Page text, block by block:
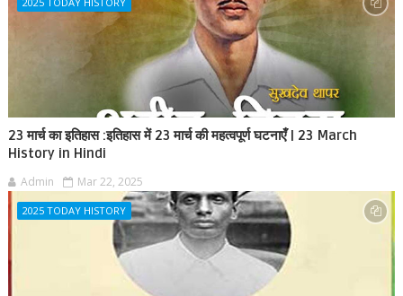
23 मार्च का इतिहास :इतिहास में 23 मार्च की महत्वपूर्ण घटनाएँ | 23 March
History in Hindi
Admin Mar 22, 2025
2025 TODAY HISTORY